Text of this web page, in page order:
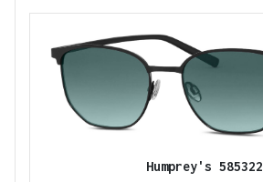
Humprey's 585322